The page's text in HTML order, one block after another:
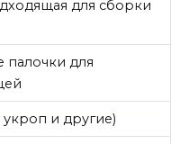
для сборки
для
укроп и другие)